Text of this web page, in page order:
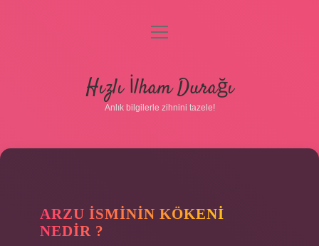
Gizlilik Politikası
Hakkımızda
menüyü
Hızlı İlham Durağı
Anlık bilgilerle zihnini tazele!
ARZU ISMININ KÖKENI
NEDIR ?